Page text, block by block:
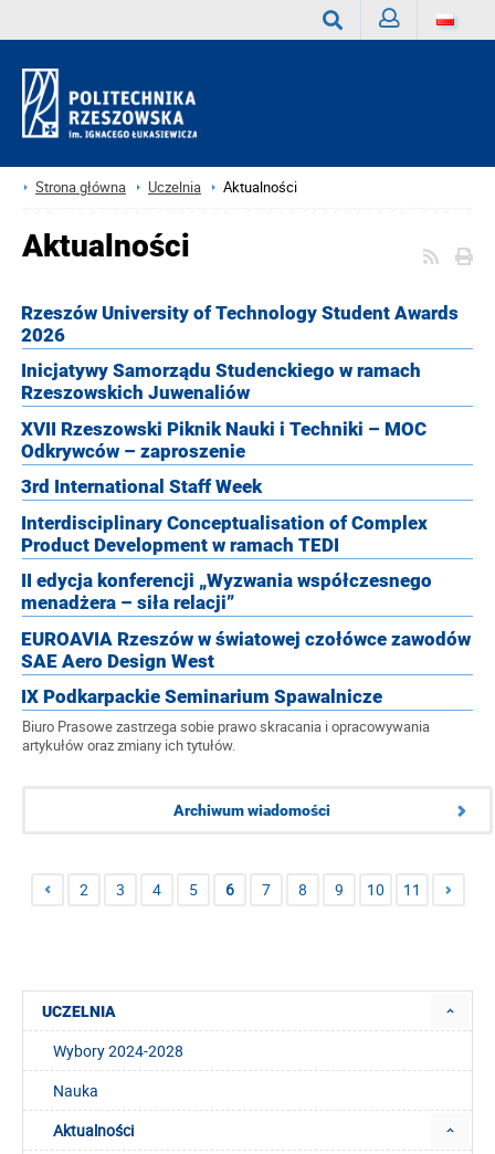
Strona główna Uczelnia Aktualności
Aktualności
Rzeszów University of Technology Student Awards
2026
Inicjatywy Samorządu Studenckiego w ramach
Rzeszowskich Juwenaliów
XVII Rzeszowski Piknik Nauki i Techniki – MOC
Odkrywców – zaproszenie
3rd International Staff Week
Interdisciplinary Conceptualisation of Complex
Product Development w ramach TEDI
II edycja konferencji „Wyzwania współczesnego
menadżera – siła relacji”
EUROAVIA Rzeszów w światowej czołówce zawodów
SAE Aero Design West
IX Podkarpackie Seminarium Spawalnicze
Biuro Prasowe zastrzega sobie prawo skracania i opracowywania
artykułów oraz zmiany ich tytułów.
Archiwum wiadomości
2 3 4 5 6 7 8 9 10 11
UCZELNIA
Wybory 2024-2028
Nauka
Aktualności